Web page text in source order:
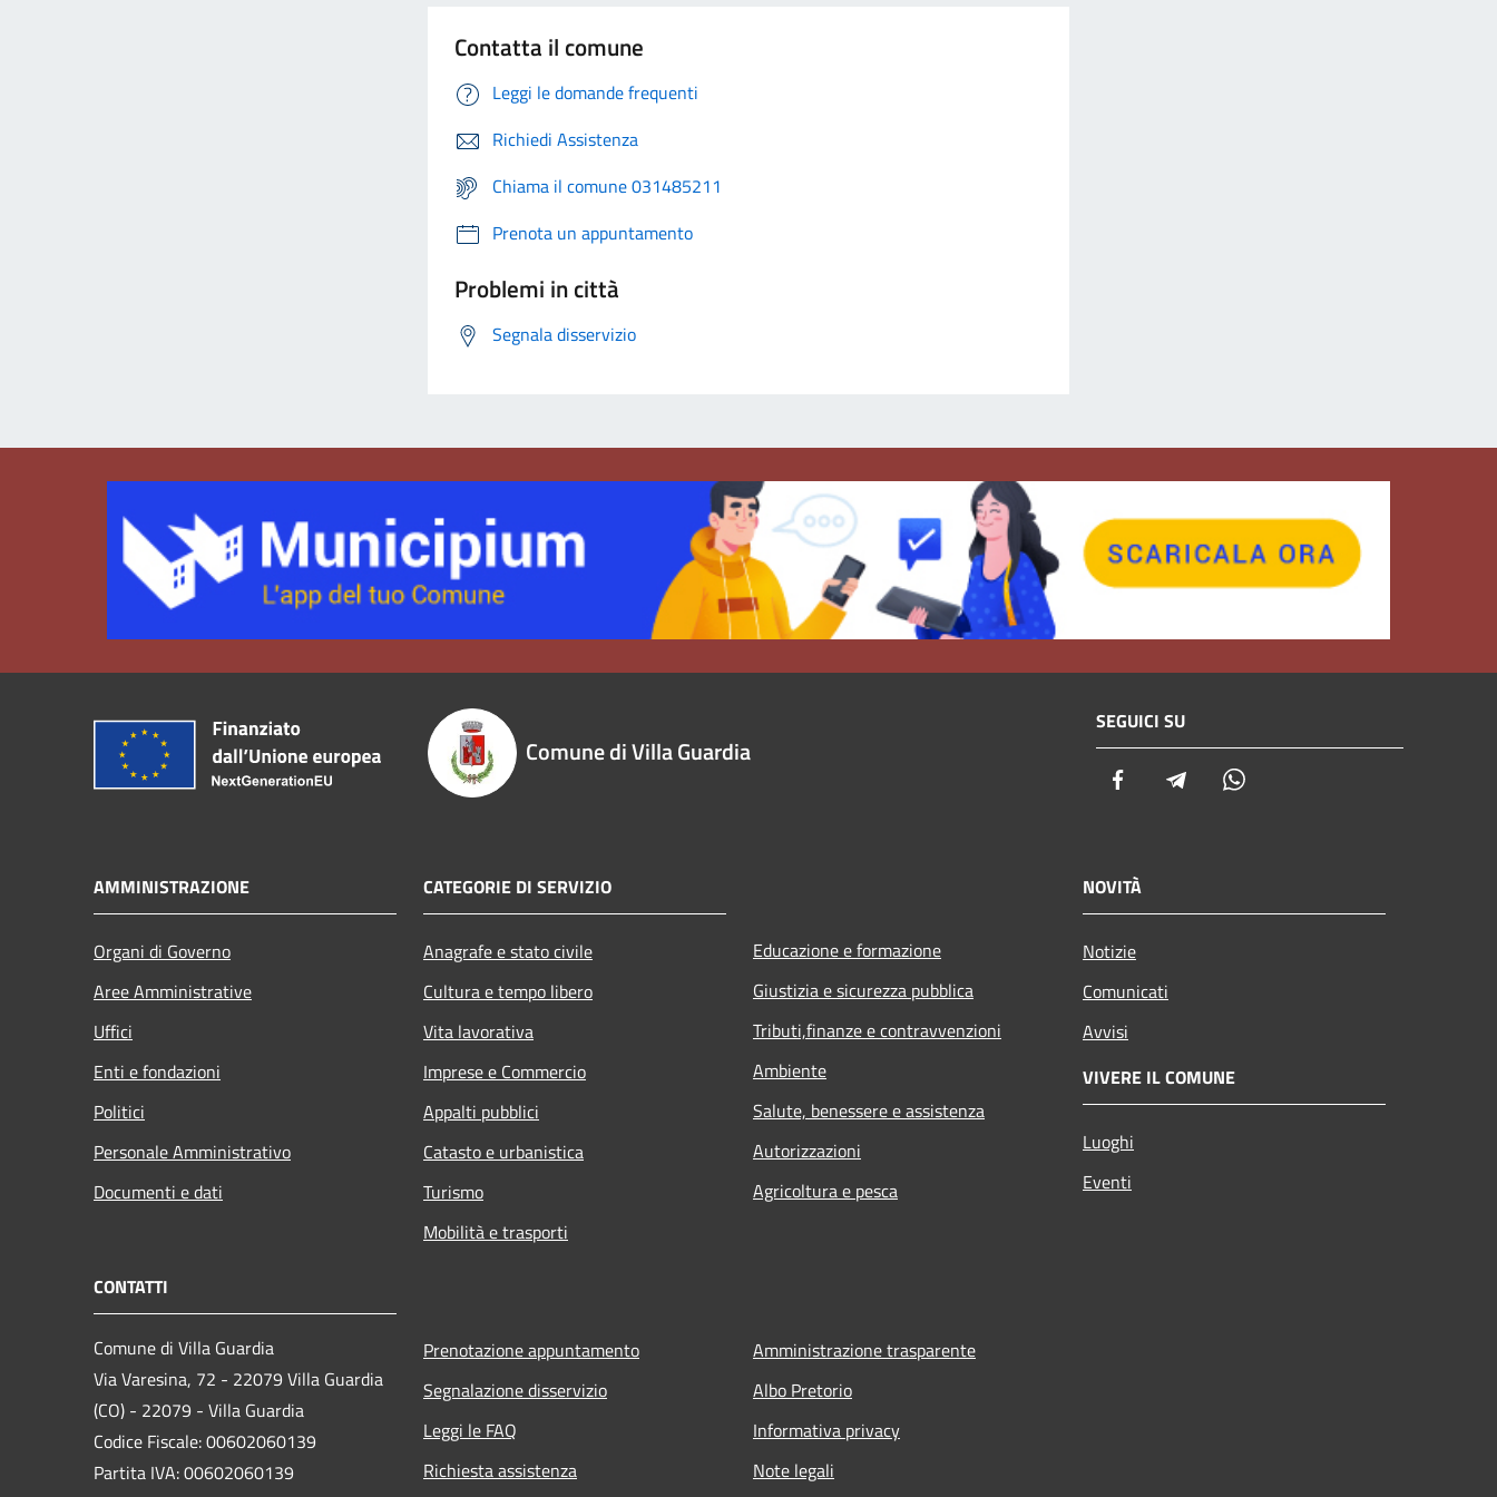
Contatta il comune
Leggi le domande frequenti
Richiedi Assistenza
Chiama il comune 031485211
Prenota un appuntamento
Problemi in città
Segnala disservizio
Comune di Villa Guardia
SEGUICI SU
Facebook Telegram
AMMINISTRAZIONE
Organi di Governo
Aree Amministrative
Uffici
Enti e fondazioni
Politici
Personale Amministrativo
Documenti e dati
CATEGORIE DI SERVIZIO
Anagrafe e stato civile
Cultura e tempo libero
Vita lavorativa
Imprese e Commercio
Appalti pubblici
Catasto e urbanistica
Turismo
Mobilità e trasporti
Educazione e formazione
Giustizia e sicurezza pubblica
Tributi,finanze e contravvenzioni
Ambiente
Salute, benessere e assistenza
Autorizzazioni
Agricoltura e pesca
NOVITÀ
Notizie
Comunicati
Avvisi
VIVERE IL COMUNE
Luoghi
Eventi
CONTATTI
Comune di Villa Guardia
Via Varesina, 72 - 22079 Villa Guardia
(CO) - 22079 - Villa Guardia
Codice Fiscale: 00602060139
Partita IVA: 00602060139
Prenotazione appuntamento
Segnalazione disservizio
Leggi le FAQ
Richiesta assistenza
Amministrazione trasparente
Albo Pretorio
Informativa privacy
Note legali